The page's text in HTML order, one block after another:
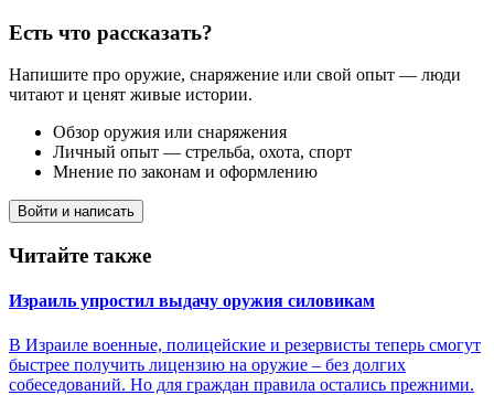
Есть что рассказать?
Напишите про оружие, снаряжение или свой опыт — люди
читают и ценят живые истории.
Обзор оружия или снаряжения
Личный опыт — стрельба, охота, спорт
Мнение по законам и оформлению
Войти и написать
Читайте также
Израиль упростил выдачу оружия силовикам
В Израиле военные, полицейские и резервисты теперь смогут
быстрее получить лицензию на оружие – без долгих
собеседований. Но для граждан правила остались прежними.